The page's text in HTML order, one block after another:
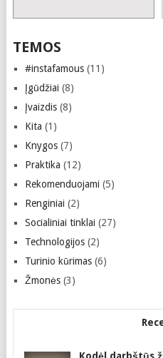
TEMOS
#instafamous(11)
Įgūdžiai (8)
Įvaizdis(8)
Kita (1)
Knygos(7)
Praktika (12)
Rekomenduojami (5)
Renginiai (2)
Socialiniai tinklai (27)
Technologijos(2)
Turinio kūrimas(6)
Žmonės(3)